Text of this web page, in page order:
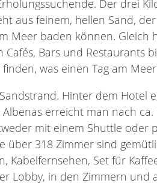
Der drei
aus feinem, hellen Sand,
Meer baden können. Gleich
Bars und Restaurants
was einen Tag am
Hinter dem Hotel
erreicht man nach
mit einem Shuttle oder
über 318 Zimmer sind
Kabelfernsehen, Set für
Lobby, in den Zimmern und